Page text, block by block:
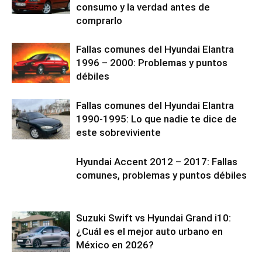
consumo y la verdad antes de
comprarlo
Fallas comunes del Hyundai Elantra
1996 – 2000: Problemas y puntos
débiles
Fallas comunes del Hyundai Elantra
1990-1995: Lo que nadie te dice de
este sobreviviente
Hyundai Accent 2012 – 2017: Fallas
comunes, problemas y puntos débiles
Suzuki Swift vs Hyundai Grand i10:
¿Cuál es el mejor auto urbano en
México en 2026?